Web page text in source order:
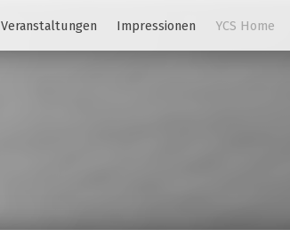
Veranstaltungen Impressionen YCS Home